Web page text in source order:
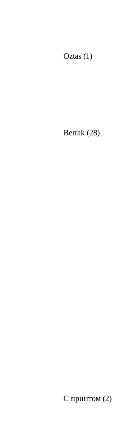
Oztas (1)
Berrak (28)
С принтом (2)